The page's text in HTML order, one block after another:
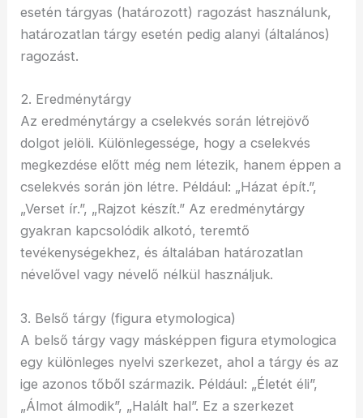
esetén tárgyas (határozott) ragozást használunk,
határozatlan tárgy esetén pedig alanyi (általános)
ragozást.
2. Eredménytárgy
Az eredménytárgy a cselekvés során létrejövő
dolgot jelöli. Különlegessége, hogy a cselekvés
megkezdése előtt még nem létezik, hanem éppen a
cselekvés során jön létre. Például: „Házat épít.”,
„Verset ír.”, „Rajzot készít.” Az eredménytárgy
gyakran kapcsolódik alkotó, teremtő
tevékenységekhez, és általában határozatlan
névelővel vagy névelő nélkül használjuk.
3. Belső tárgy (figura etymologica)
A belső tárgy vagy másképpen figura etymologica
egy különleges nyelvi szerkezet, ahol a tárgy és az
ige azonos tőből származik. Például: „Életét éli”,
„Álmot álmodik”, „Halált hal”. Ez a szerkezet